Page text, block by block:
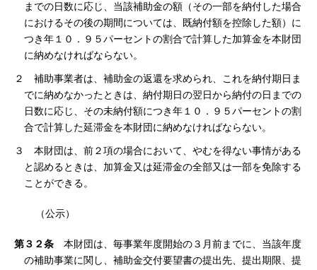
までの日数に応じ、当該補助金の額（その一部を納付した場合
におけるその後の期間については、既納付額を控除した額）に
つき年１０．９５パーセントの割合で計算した加算金を本財団
に納めなければならない。
２ 補助事業者は、補助金の返還を求められ、これを納付期日ま
でに納めなかったときは、納付期日の翌日から納付の日までの
日数に応じ、その未納付額につき年１０．９５パーセントの割
合で計算した延滞金を本財団に納めなければならない。
３ 本財団は、前２項の場合において、やむを得ない事情がある
と認めるときは、加算金又は延滞金の全部又は一部を免除する
ことができる。
（公示）
第３２条 本財団は、毎事業年度開始の３月前までに、当該年度
の補助事業に関し、補助金交付要望書の提出先、提出期限、提